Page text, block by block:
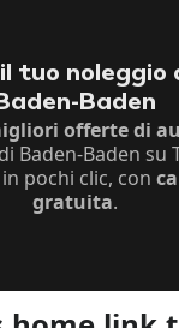
tuo noleggio
Baden-Baden
offerte di
Baden-Baden su
pochi clic, con
gratuita.